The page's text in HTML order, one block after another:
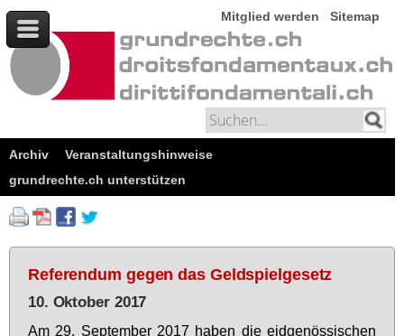
Mitglied werden Sitemap
Archiv
Veranstaltungshinweise
grundrechte.ch unterstützen
Referendum gegen das Geldspielgesetz
10. Oktober 2017
Am 29. Sep­tem­ber 2017 ha­ben die eid­ge­nös­si­schen